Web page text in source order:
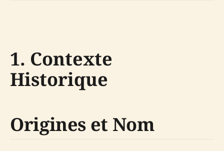
1. Contexte
Historique
Origines et Nom